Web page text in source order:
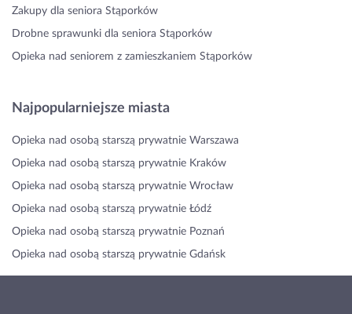
Zakupy dla seniora Stąporków
Drobne sprawunki dla seniora Stąporków
Opieka nad seniorem z zamieszkaniem Stąporków
Najpopularniejsze miasta
Opieka nad osobą starszą prywatnie Warszawa
Opieka nad osobą starszą prywatnie Kraków
Opieka nad osobą starszą prywatnie Wrocław
Opieka nad osobą starszą prywatnie Łódź
Opieka nad osobą starszą prywatnie Poznań
Opieka nad osobą starszą prywatnie Gdańsk